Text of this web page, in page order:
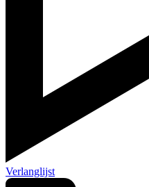
Verlanglijst